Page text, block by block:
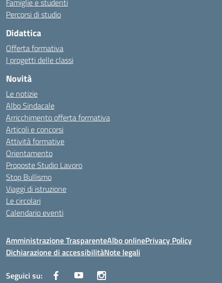
Famiglie e studenti
Percorsi di studio
Didattica
Offerta formativa
I progetti delle classi
Novità
Le notizie
Albo Sindacale
Arricchimento offerta formativa
Articoli e concorsi
Attività formative
Orientamento
Proposte Studio Lavoro
Stop Bullismo
Viaggi di istruzione
Le circolari
Calendario eventi
Amministrazione TrasparenteAlbo onlinePrivacy Policy
Dichiarazione di accessibilitàNote legali
Seguici su: